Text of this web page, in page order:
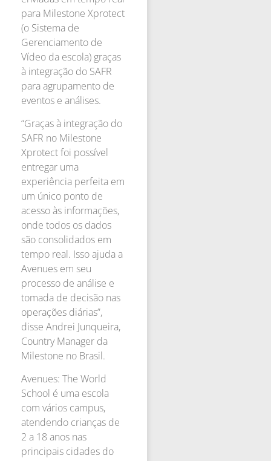
para Milestone Xprotect
(o Sistema de
Gerenciamento de
Vídeo da escola) graças
à integração do SAFR
para agrupamento de
eventos e análises.
“Graças à integração do
SAFR no Milestone
Xprotect foi possível
entregar uma
experiência perfeita em
um único ponto de
acesso às informações,
onde todos os dados
são consolidados em
tempo real. Isso ajuda a
Avenues em seu
processo de análise e
tomada de decisão nas
operações diárias”,
disse Andrei Junqueira,
Country Manager da
Milestone no Brasil.
Avenues: The World
School é uma escola
com vários campus,
atendendo crianças de
2 a 18 anos nas
principais cidades do